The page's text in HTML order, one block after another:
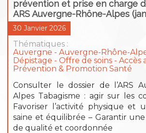
prévention et prise en charge
ARS Auvergne-Rhône-Alpes
30 Janvier 2026
Thématiques :
Auvergne
Auvergne-Rhône-
Dépistage
Offre de soins - Accès
Prévention & Promotion Santé
Consulter le dossier de l’ARS
Alpes Tabagisme : agir sur les
Favoriser l’activité physique et
saine et équilibrée – Garantir
de qualité et coordonnée